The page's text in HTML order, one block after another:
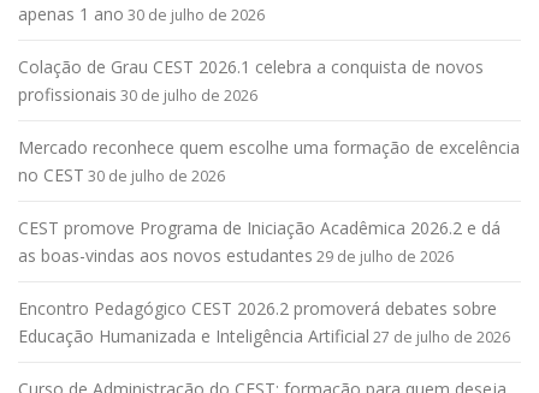
apenas 1 ano 30 de julho de 2026
Colação de Grau CEST 2026.1 celebra a conquista de novos
profissionais 30 de julho de 2026
Mercado reconhece quem escolhe uma formação de excelência
no CEST 30 de julho de 2026
CEST promove Programa de Iniciação Acadêmica 2026.2 e dá
as boas-vindas aos novos estudantes 29 de julho de 2026
Encontro Pedagógico CEST 2026.2 promoverá debates sobre
Educação Humanizada e Inteligência Artificial 27 de julho de 2026
Curso de Administração do CEST: formação para quem deseja